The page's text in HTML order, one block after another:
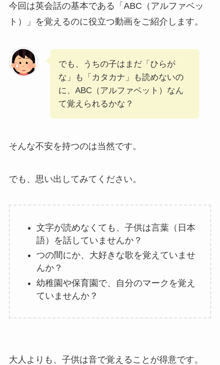
今回は英会話の基本である「 ABC（アルファベッ
ト）
」を覚えるのに役立つ動画をご紹介します。
でも、うちの子はまだ「ひらが
な」も「カタカナ」も読めないの
に、ABC（アルファベット）なん
て覚えられるかな？
そんな不安を持つのは当然です。
でも、思い出してみてください。
文字が読めなくても、子供は言葉（日本
語）を話していませんか？
つの間にか、大好きな歌を覚えていませ
んか？
幼稚園や保育園で、自分のマークを覚え
ていませんか？
大人よりも、子供は音で覚えることが得意です。